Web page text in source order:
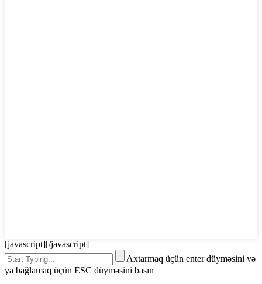
[javascript][/javascript]
Axtarmaq üçün enter düyməsini və
ya bağlamaq üçün ESC düyməsini basın